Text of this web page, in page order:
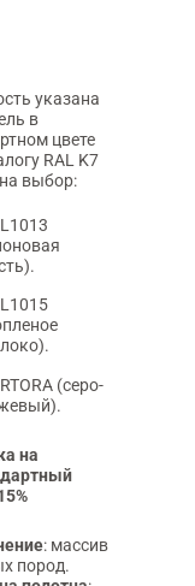
указана
в
цвете
RAL K7
выбор:
(серо-
на
: массив
пород.